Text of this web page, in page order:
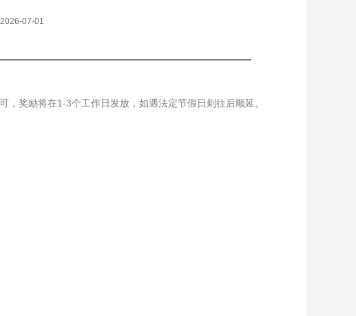
07-01
，奖励将在1-3个工作日发放，如遇法定节假日则往后顺延。